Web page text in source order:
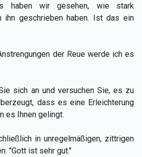
haben wir gesehen, wie stark
ihn geschrieben haben. Ist das ein
der Reue werde ich es
sich an und versuchen Sie, es zu
dass es eine Erleichterung
es Ihnen gelingt.
in unregelmäßigen, zittrigen
"Gott ist sehr gut."